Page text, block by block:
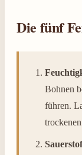
Die fünf
Bohnen
führen.